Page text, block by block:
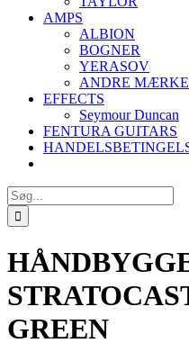
AMPS
ALBION
BOGNER
YERASOV
ANDRE
EFFECTS
Seymour Duncan
FENTURA GUITARS
Søg
efter:
GREEN